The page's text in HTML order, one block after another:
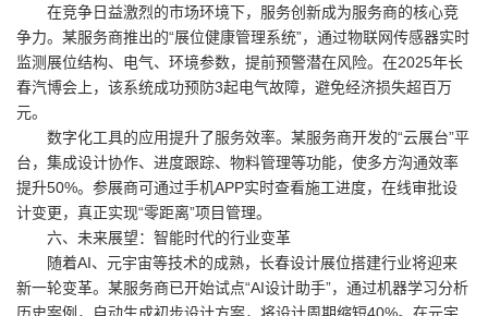
在竞争日益激烈的市场环境下，服务创新成为服务商的核心竞
争力。某服务商推出的“展位健康管理系统”，通过物联网传感器实时
监测展位结构、电气、环境参数，提前预警潜在风险。在2025年长
春汽博会上，该系统成功预防3起电气故障，避免经济损失超百万
元。
数字化工具的应用提升了服务效率。某服务商开发的“云展台”平
台，集成设计协作、进度跟踪、物料管理等功能，使多方沟通效率
提升50%。参展商可通过手机APP实时查看施工进度，在线审批设
计变更，真正实现“零距离”项目管理。
六、未来展望：智能时代的行业变革
随着AI、元宇宙等技术的成熟，长春设计展位搭建行业将迎来
新一轮变革。某服务商已开始试点“AI设计助手”，通过机器学习分析